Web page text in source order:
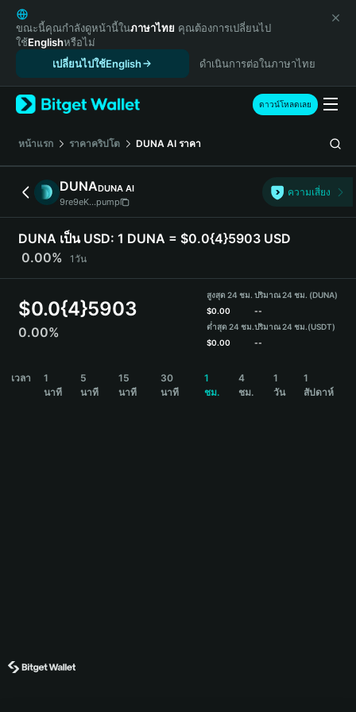
English
日本語
Tiếng Việt
Español (Latinoamérica)
Türkçe
Français
Deutsch
简体中文
繁體中文
Português (Portugal)
Bahasa Indonesia
ภาษาไทย
हिन्दी
Español
Português (Brasil)
ขณะนี้คุณกำลังดูหน้านี้ในภาษาไทย คุณต้องการเปลี่ยนไป
ใช้Englishหรือไม่
เปลี่ยนไปใช้English
ดำเนินการต่อในภาษาไทย
ดาวน์โหลดเลย
หน้าแรก ราคาคริปโต DUNA AI ราคา
DUNADUNA AI
9re9eK...pump
ความเสี่ยง
DUNA เป็น USD: 1 DUNA = $0.0{4}5903 USD
0.00%
1วัน
$0.0{4}5903
0.00%
สูงสุด 24 ชม.
$0.00
ต่ำสุด 24 ชม.
$0.00
ปริมาณ 24 ชม. (DUNA)
--
ปริมาณ 24 ชม.(USDT)
--
เวลา
1
นาที
5
นาที
15
นาที
30
นาที
1
ชม.
4
ชม.
1
วัน
1
สัปดาห์